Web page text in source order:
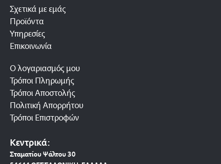
Σχετικά με εμάς
Προϊόντα
Υπηρεσίες
Επικοινωνία
Ο λογαριασμός μου
Τρόποι Πληρωμής
Τρόποι Αποστολής
Πολιτική Απορρήτου
Τρόποι Επιστροφών
Κεντρικά:
Σταματίου Ψάλτου 30